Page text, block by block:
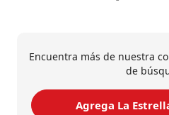
Encuentra más de nuestra
de
Agrega La